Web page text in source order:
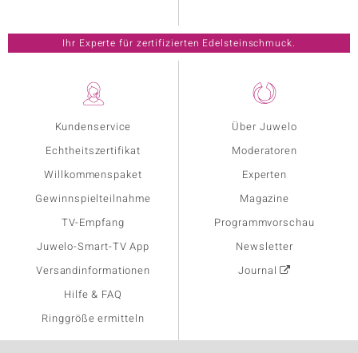
Kundenservice
Echtheitszertifikat
Willkommenspaket
Gewinnspielteilnahme
TV-Empfang
Juwelo-Smart-TV App
Versandinformationen
Hilfe & FAQ
Ringgröße ermitteln
Über Juwelo
Moderatoren
Experten
Magazine
Programmvorschau
Newsletter
Journal
Ihr Experte für zertifizierten Edelsteinschmuck.